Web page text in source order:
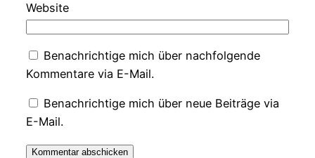
Website
Benachrichtige mich über nachfolgende
Kommentare via E-Mail.
Benachrichtige mich über neue Beiträge via
E-Mail.